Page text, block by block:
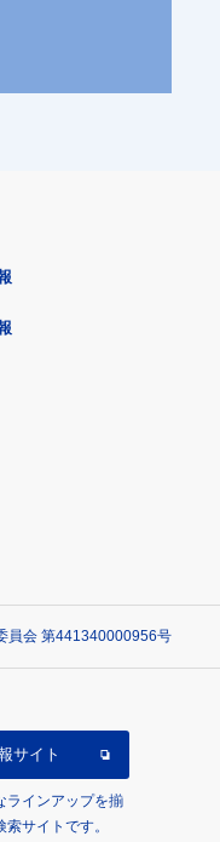
員会 第441340000956号
サイト
ラインアップを揃
サイトです。